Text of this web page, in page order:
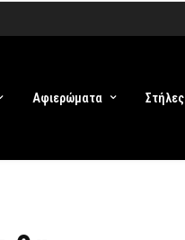
Αφιερώματα Στήλες